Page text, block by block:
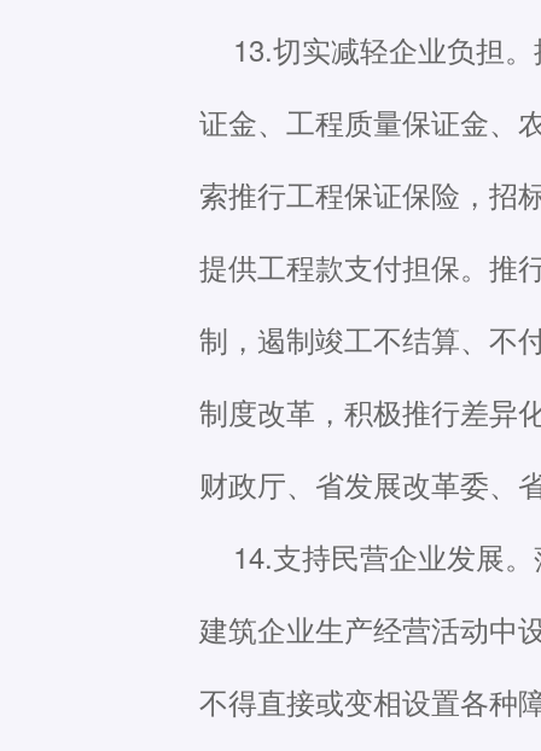
13.切实减轻企业负担
证金、工程质量保证金、
索推行工程保证保险，招
提供工程款支付担保。推
制，遏制竣工不结算、不
制度改革，积极推行差异
财政厅、省发展改革委、
14.支持民营企业发展
建筑企业生产经营活动中
不得直接或变相设置各种